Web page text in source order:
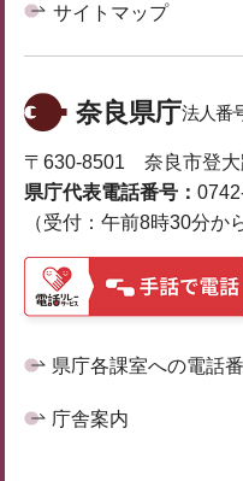
サイトマップ
奈良県庁法人番
〒630-8501 奈良市登大
県庁代表電話番号：
（受付：午前8時30分か
県庁各課室への電話
庁舎案内